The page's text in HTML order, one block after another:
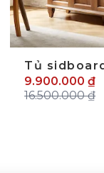
Tủ
9.900.000 ₫
16.500.000 ₫